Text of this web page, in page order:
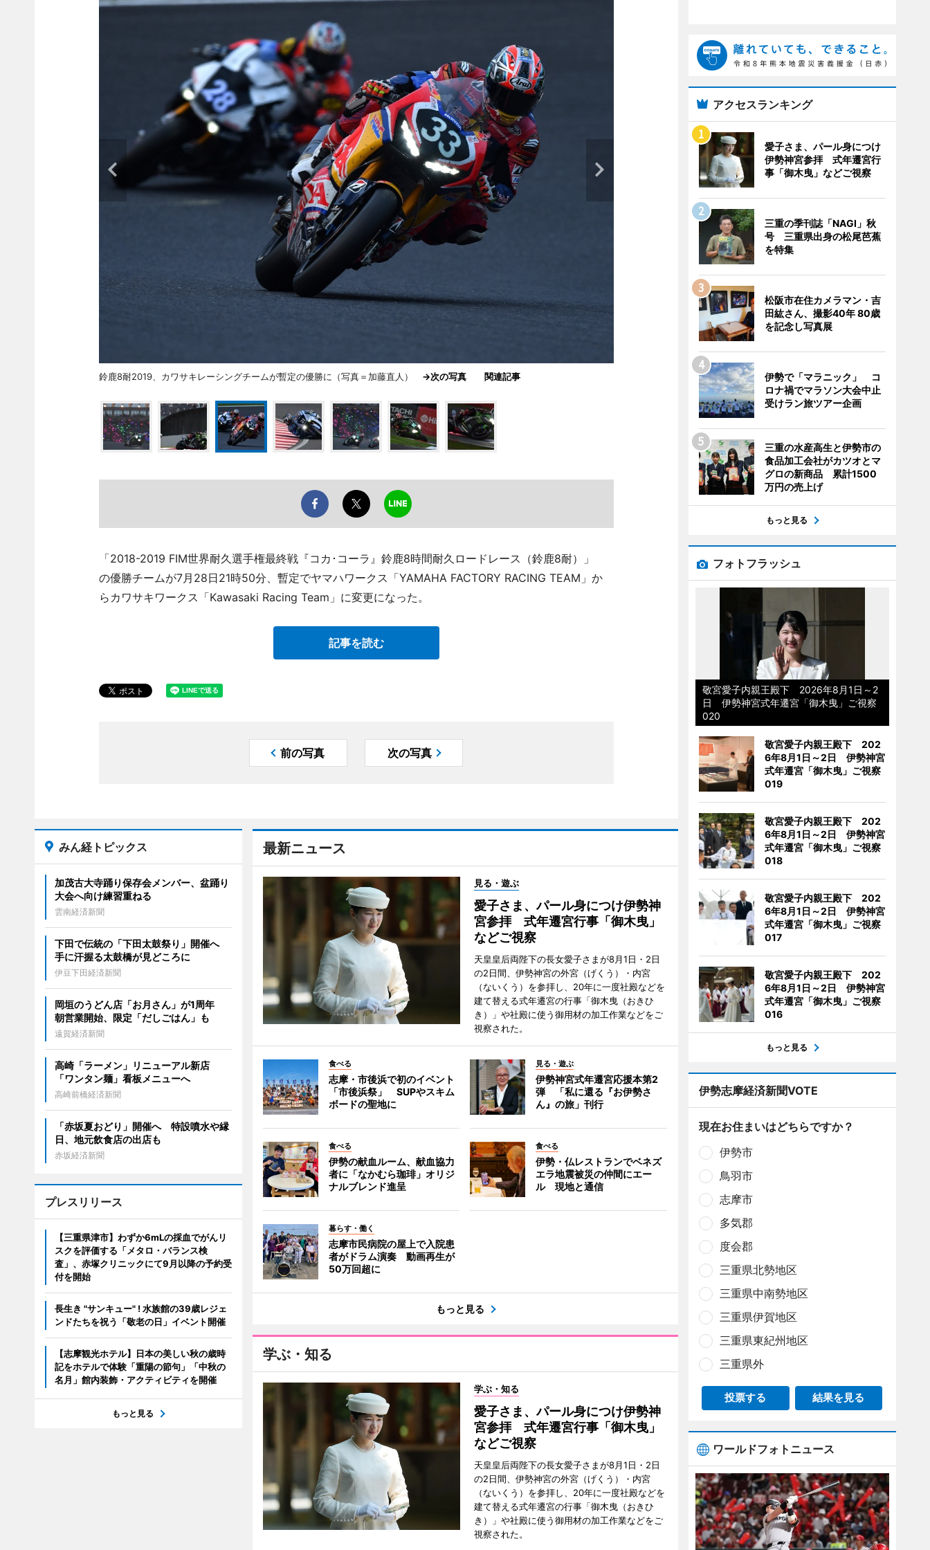
鈴鹿8耐2019、カワサキレーシングチームが暫定の優勝に（写真＝加藤直人） →次の写真 関連記事
「2018-2019 FIM世界耐久選手権最終戦『コカ･コーラ』鈴鹿8時間耐久ロードレース（鈴鹿8耐）」
の優勝チームが7月28日21時50分、暫定でヤマハワークス「YAMAHA FACTORY RACING TEAM」か
らカワサキワークス「Kawasaki Racing Team」に変更になった。
記事を読む
前の写真 次の写真
最新ニュース
見る・遊ぶ
愛子さま、パール身につけ伊勢神
宮参拝 式年遷宮行事「御木曳」
などご視察
天皇皇后両陛下の長女愛子さまが8月1日・2日
の2日間、伊勢神宮の外宮（げくう）・内宮
（ないくう）を参拝し、20年に一度社殿などを
建て替える式年遷宮の行事「御木曳（おきひ
き）」や社殿に使う御用材の加工作業などをご
視察された。
食べる
志摩・市後浜で初のイベント
「市後浜祭」 SUPやスキム
ボードの聖地に
見る・遊ぶ
伊勢神宮式年遷宮応援本第2
弾 「私に還る『お伊勢さ
ん』の旅」刊行
食べる
伊勢の献血ルーム、献血協力
者に「なかむら珈琲」オリジ
ナルブレンド進呈
食べる
伊勢・仏レストランでベネズ
エラ地震被災の仲間にエー
ル 現地と通信
暮らす・働く
志摩市民病院の屋上で入院患
者がドラム演奏 動画再生が
50万回超に
もっと見る
学ぶ・知る
学ぶ・知る
愛子さま、パール身につけ伊勢神
宮参拝 式年遷宮行事「御木曳」
などご視察
天皇皇后両陛下の長女愛子さまが8月1日・2日
の2日間、伊勢神宮の外宮（げくう）・内宮
（ないくう）を参拝し、20年に一度社殿などを
建て替える式年遷宮の行事「御木曳（おきひ
き）」や社殿に使う御用材の加工作業などをご
視察された。
みん経トピックス
加茂古大寺踊り保存会メンバー、盆踊り
大会へ向け練習重ねる
雲南経済新聞
下田で伝統の「下田太鼓祭り」開催へ
手に汗握る太鼓橋が見どころに
伊豆下田経済新聞
岡垣のうどん店「お月さん」が1周年
朝営業開始、限定「だしごはん」も
遠賀経済新聞
高崎「ラーメン」リニューアル新店
「ワンタン麺」看板メニューへ
高崎前橋経済新聞
「赤坂夏おどり」開催へ 特設噴水や縁
日、地元飲食店の出店も
赤坂経済新聞
プレスリリース
【三重県津市】わずか6mLの採血でがんリ
スクを評価する「メタロ・バランス検
査」、赤塚クリニックにて9月以降の予約受
付を開始
長生き "サンキュー" ! 水族館の39歳レジェ
ンドたちを祝う「敬老の日」イベント開催
【志摩観光ホテル】日本の美しい秋の歳時
記をホテルで体験「重陽の節句」「中秋の
名月」館内装飾・アクティビティを開催
もっと見る
アクセスランキング
愛子さま、パール身につけ
伊勢神宮参拝 式年遷宮行
事「御木曳」などご視察
三重の季刊誌「NAGI」秋
号 三重県出身の松尾芭蕉
を特集
松阪市在住カメラマン・吉
田紘さん、撮影40年 80歳
を記念し写真展
伊勢で「マラニック」 コ
ロナ禍でマラソン大会中止
受けラン旅ツアー企画
三重の水産高生と伊勢市の
食品加工会社がカツオとマ
グロの新商品 累計1500
万円の売上げ
もっと見る
フォトフラッシュ
敬宮愛子内親王殿下 2026年8月1日～2
日 伊勢神宮式年遷宮「御木曳」ご視察
020
敬宮愛子内親王殿下 202
6年8月1日～2日 伊勢神宮
式年遷宮「御木曳」ご視察
019
敬宮愛子内親王殿下 202
6年8月1日～2日 伊勢神宮
式年遷宮「御木曳」ご視察
018
敬宮愛子内親王殿下 202
6年8月1日～2日 伊勢神宮
式年遷宮「御木曳」ご視察
017
敬宮愛子内親王殿下 202
6年8月1日～2日 伊勢神宮
式年遷宮「御木曳」ご視察
016
もっと見る
伊勢志摩経済新聞VOTE
現在お住まいはどちらですか？
伊勢市
鳥羽市
志摩市
多気郡
度会郡
三重県北勢地区
三重県中南勢地区
三重県伊賀地区
三重県東紀州地区
三重県外
投票する 結果を見る
ワールドフォトニュース